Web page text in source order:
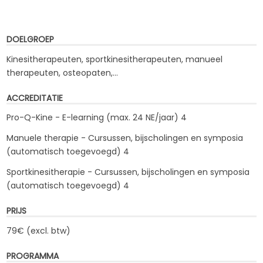
DOELGROEP
Kinesitherapeuten, sportkinesitherapeuten, manueel
therapeuten, osteopaten,...
ACCREDITATIE
Pro-Q-Kine - E-learning (max. 24 NE/jaar) 4
Manuele therapie - Cursussen, bijscholingen en symposia
(automatisch toegevoegd) 4
Sportkinesitherapie - Cursussen, bijscholingen en symposia
(automatisch toegevoegd) 4
PRIJS
79€ (excl. btw)
PROGRAMMA